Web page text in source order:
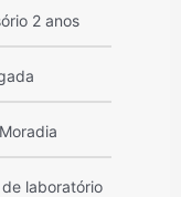
2 anos
laboratório